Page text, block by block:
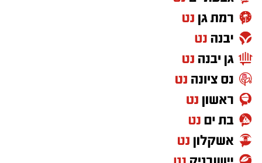
ואז אני שואלת את עצמי שאלה פשוטה.
האם כולנו באמת נושאים באותה אחריות
למדינה?
אני לא כותבת מתוך שנאה. אני גם לא מאמינה
שאפשר לשפוט ציבור שלם על פי מעשיהם או
אמירותיהם של חלק ממנהיגיו. יש חרדים
שמתגייסים, עובדים ומתנדבים, ויש גם מי
שמתנגדים לכך. אבל דווקא משום שמדובר בסוגיה
כל כך רגישה, אסור להפסיק לדבר עליה.